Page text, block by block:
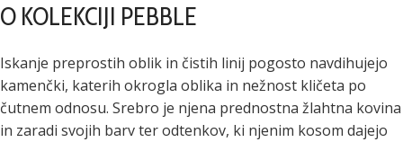
O KOLEKCIJI PEBBLE
Iskanje preprostih oblik in čistih linij pogosto navdihujejo
kamenčki, katerih okrogla oblika in nežnost kličeta po
čutnem odnosu. Srebro je njena prednostna žlahtna kovina
in zaradi svojih barv ter odtenkov, ki njenim kosom dajejo